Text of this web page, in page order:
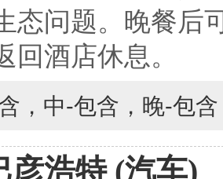
态问题。晚餐后
回酒店休息。
，中-包含，晚-包
彦浩特 (汽车)